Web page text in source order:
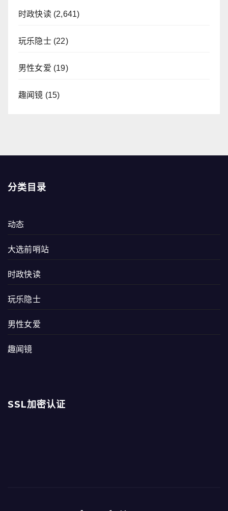
时政快读(2,641)
玩乐隐士(22)
男性女爱 (19)
趣闻镜 (15)
分类目录
动态
大选前哨站
时政快读
玩乐隐士
男性女爱
趣闻镜
SSL加密认证